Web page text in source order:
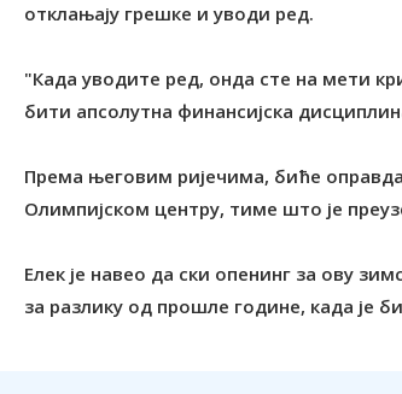
отклањају грешке и уводи ред.
"Када уводите ред, онда сте на мети
бити апсолутна финансијска
Према његовим ријечима, биће
Олимпијском центру, тиме што је
Елек је навео да ски опенинг за ову
за разлику од прошле године, када је